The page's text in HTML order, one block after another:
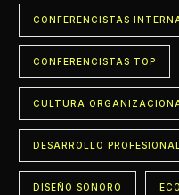
CONFERENCISTAS
CONFERENCISTAS TOP
CULTURA
DESARROLLO PROFESIONAL
DISEÑO SONORO